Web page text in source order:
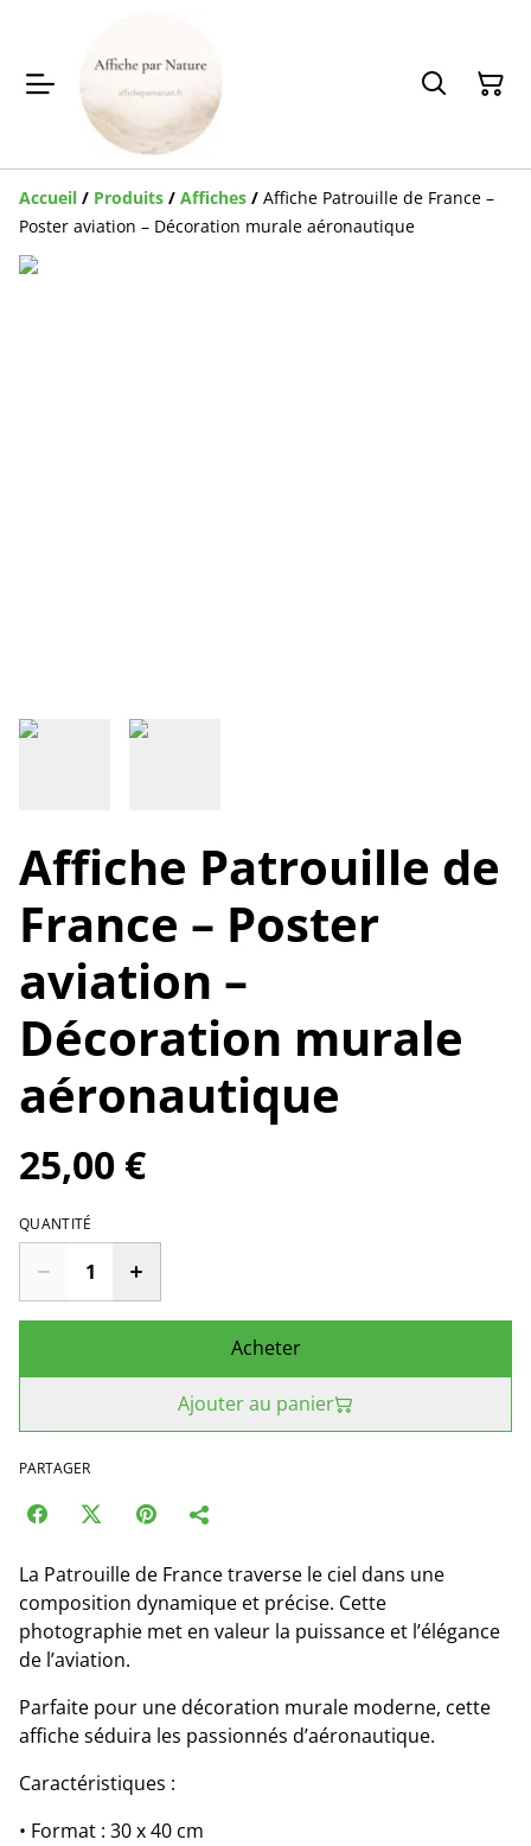
Accueil / Produits / Affiches / Affiche Patrouille de France –
Poster aviation – Décoration murale aéronautique
Affiche Patrouille de
France – Poster
aviation –
Décoration murale
aéronautique
25,00 €
QUANTITÉ
Acheter
Ajouter au panier
PARTAGER
La Patrouille de France traverse le ciel dans une
composition dynamique et précise. Cette
photographie met en valeur la puissance et l’élégance
de l’aviation.
Parfaite pour une décoration murale moderne, cette
affiche séduira les passionnés d’aéronautique.
Caractéristiques :
• Format : 30 x 40 cm